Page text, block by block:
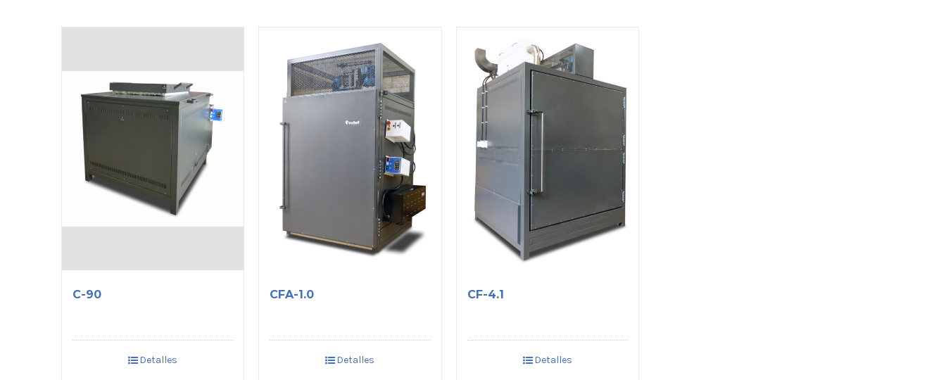
C-90
Detalles
CFA-1.0
Detalles
CF-4.1
Detalles